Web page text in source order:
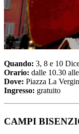
Quando: 3, 8 e 10
Orario: dalle 10.30
Dove: Piazza La
Ingresso: gratuito
CAMPI